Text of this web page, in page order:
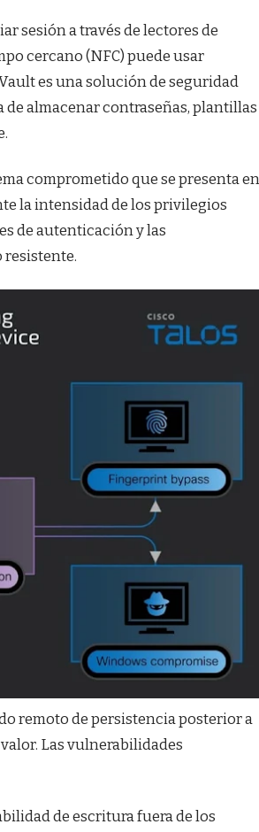
sesión a través de lectores de
cercano (NFC) puede usar
es una solución de seguridad
almacenar contraseñas, plantillas
comprometido que se presenta en
la intensidad de los privilegios
de autenticación y las
resistente.
remoto de persistencia posterior a
Las vulnerabilidades
de escritura fuera de los